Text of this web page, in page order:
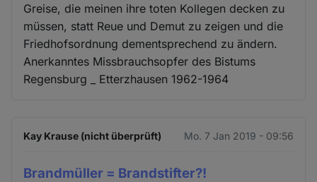
Greise, die meinen ihre toten Kollegen decken zu
müssen, statt Reue und Demut zu zeigen und die
Friedhofsordnung dementsprechend zu ändern.
Anerkanntes Missbrauchsopfer des Bistums
Regensburg _ Etterzhausen 1962-1964
Kay Krause (nicht überprüft) Mo. 7 Jan 2019 - 09:56
Brandmüller = Brandstifter?!